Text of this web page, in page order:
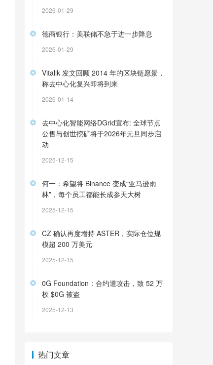
2026-01-29
德商银行：美联储不急于进一步降息
2026-01-29
Vitalik 发文回顾 2014 年的区块链愿景，
称去中心化复兴即将到来
2026-01-14
去中心化智能网络DGrid宣布: 全球节点
公售与创世挖矿将于2026年元旦同步启
动
2025-12-15
何一：希望将 Binance 变成“亚马逊雨
林”，每个员工都能长成参天大树
2025-12-15
CZ 确认再度增持 ASTER，实际仓位规
模超 200 万美元
2025-12-15
0G Foundation：合约遭攻击，致 52 万
枚 $0G 被盗
2025-12-13
热门文章